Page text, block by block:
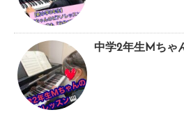
中学2年生Mちゃ